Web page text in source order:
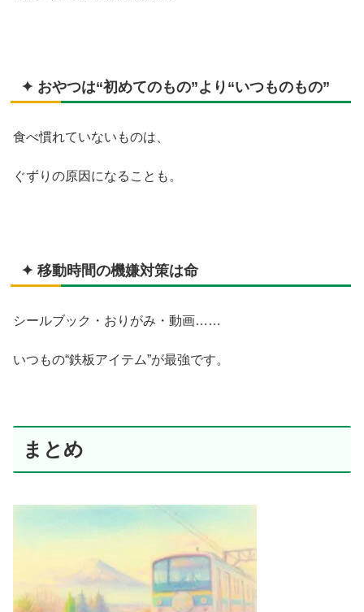
✦ おやつは“初めてのもの”より“いつものもの”
食べ慣れていないものは、
ぐずりの原因になることも。
✦ 移動時間の機嫌対策は命
シールブック・おりがみ・動画……
いつもの“鉄板アイテム”が最強です。
まとめ